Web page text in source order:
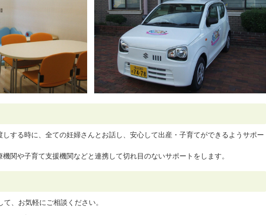
しする時に、全ての妊婦さんとお話し、安心して出産・子育てができるようサポー
関や子育て支援機関などと連携して切れ目のないサポートをします。
、お気軽にご相談ください。